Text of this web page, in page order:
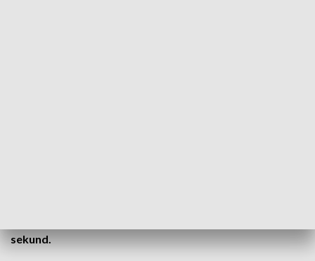
sekund.